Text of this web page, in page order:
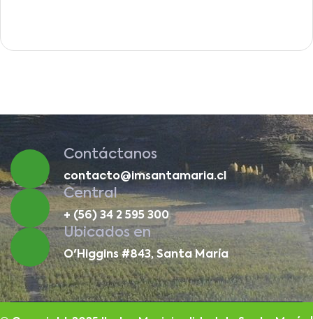
Contáctanos
contacto@imsantamaria.cl
Central
+ (56) 34 2 595 300
Ubicados en
O'Higgins #843, Santa María